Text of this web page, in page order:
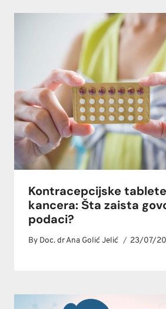
Kontracepcijske
kancera: Šta zaista
podaci?
By Doc. dr Ana Golić Jelić 23/07/